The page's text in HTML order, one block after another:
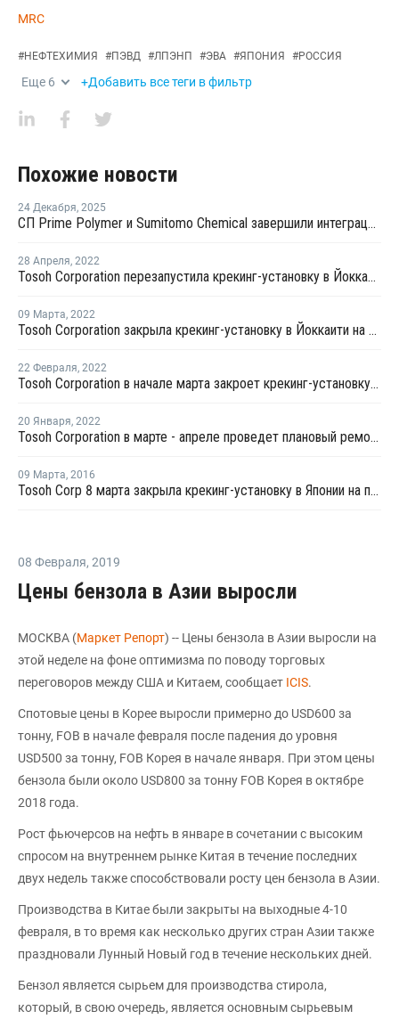
MRC
#НЕФТЕХИМИЯ #ПЭВД #ЛПЭНП #ЭВА #ЯПОНИЯ #РОССИЯ
Еще 6 +Добавить все теги в фильтр
Похожие новости
24 Декабря, 2025
СП Prime Polymer и Sumitomo Chemical завершили интеграцию бизнеса по производству ПП и ЛПНП в Японии
28 Апреля, 2022
Tosoh Corporation перезапустила крекинг-установку в Йоккаити после плановой профилактики
09 Марта, 2022
Tosoh Corporation закрыла крекинг-установку в Йоккаити на плановую профилактику
22 Февраля, 2022
Tosoh Corporation в начале марта закроет крекинг-установку в Йоккаити на плановую профилактику
20 Января, 2022
Tosoh Corporation в марте - апреле проведет плановый ремонт на крекинг-установке в Йоккаити
09 Марта, 2016
Tosoh Corp 8 марта закрыла крекинг-установку в Японии на профилактику
08 Февраля, 2019
Цены бензола в Азии выросли
МОСКВА (Маркет Репорт) -- Цены бензола в Азии выросли на
этой неделе на фоне оптимизма по поводу торговых
переговоров между США и Китаем, сообщает ICIS.
Спотовые цены в Корее выросли примерно до USD600 за
тонну, FOB в начале февраля после падения до уровня
USD500 за тонну, FOB Корея в начале января. При этом цены
бензола были около USD800 за тонну FOB Корея в октябре
2018 года.
Рост фьючерсов на нефть в январе в сочетании с высоким
спросом на внутреннем рынке Китая в течение последних
двух недель также способствовали росту цен бензола в Азии.
Производства в Китае были закрыты на выходные 4-10
февраля, в то время как несколько других стран Азии также
праздновали Лунный Новый год в течение нескольких дней.
Бензол является сырьем для производства стирола,
который, в свою очередь, является основным сырьевым